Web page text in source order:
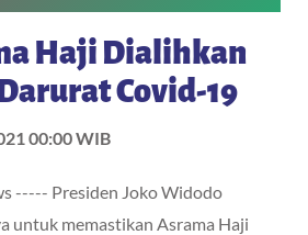
Haji Dialihkan
Covid-19
00:00 WIB
----- Presiden Joko Widodo
untuk memastikan Asrama Haji